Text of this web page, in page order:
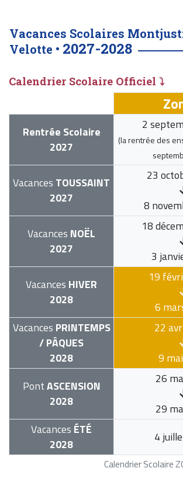
Vacances Scolaires
Velotte • 2027-2028
Calendrier Scolaire Officiel ⤵
Calendrier Scolaire
Rentrée Scolaire
2027
2
(la rentrée des
Vacances TOUSSAINT
2027
23
8
Vacances NOËL
2027
18
3
Vacances HIVER
2028
19
6
Vacances PRINTEMPS
/ PÂQUES
2028
22
9
PontASCENSION
2028
26
29
Vacances ÉTÉ
2028
4